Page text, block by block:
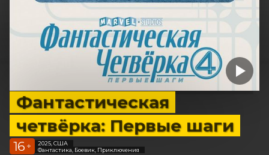
Фантастическая
четвёрка: Первые шаги
16 +
2025, США
Фантастика, Боевик, Приключения